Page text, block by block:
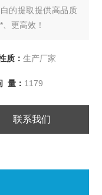
的提取提供高品质
更高效！
质： 生产厂家
量： 1179
联系我们